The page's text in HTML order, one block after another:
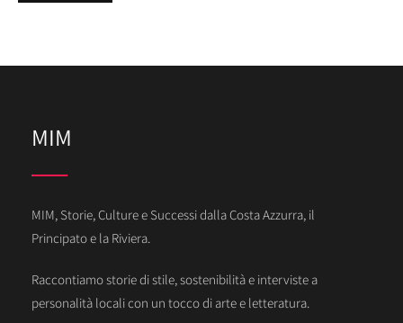
MIM
MIM, Storie, Culture e Successi dalla Costa Azzurra, il
Principato e la Riviera.
Raccontiamo storie di stile, sostenibilità e interviste a
personalità locali con un tocco di arte e letteratura.